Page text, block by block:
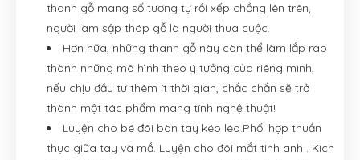
thanh gỗ mang số tương tự rồi xếp chồng lên trên,
người làm sập tháp gỗ là người thua cuộc.
Hơn nữa, những thanh gỗ này còn thể làm lắp ráp
thành những mô hình theo ý tưởng của riêng mình,
nếu chịu đầu tư thêm ít thời gian, chắc chắn sẽ trở
thành một tác phẩm mang tính nghệ thuật!
Luyện cho bé đôi bàn tay kéo léo.Phối hợp thuần
thục giữa tay và mắ. Luyện cho đôi mắt tinh anh . Kích